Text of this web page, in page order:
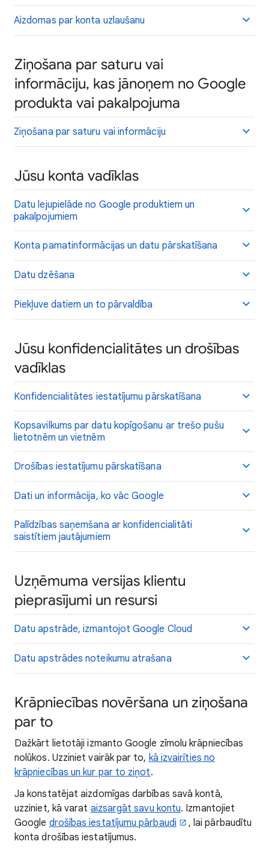
Aizdomas par konta uzlaušanu
Ziņošana par saturu vai
informāciju, kas jānoņem no Google
produkta vai pakalpojuma
Ziņošana par saturu vai informāciju
Jūsu konta vadīklas
Datu lejupielāde no Google produktiem un
pakalpojumiem
Konta pamatinformācijas un datu pārskatīšana
Datu dzēšana
Piekļuve datiem un to pārvaldība
Jūsu konfidencialitātes un drošības
vadīklas
Konfidencialitātes iestatījumu pārskatīšana
Kopsavilkums par datu kopīgošanu ar trešo pušu
lietotnēm un vietnēm
Drošības iestatījumu pārskatīšana
Dati un informācija, ko vāc Google
Palīdzības saņemšana ar konfidencialitāti
saistītiem jautājumiem
Uzņēmuma versijas klientu
pieprasījumi un resursi
Datu apstrāde, izmantojot Google Cloud
Datu apstrādes noteikumu atrašana
Krāpniecības novēršana un ziņošana
par to
Dažkārt lietotāji izmanto Google zīmolu krāpniecības
nolūkos. Uzziniet vairāk par to, kā izvairīties no
krāpniecības un kur par to ziņot.
Ja konstatējat aizdomīgas darbības savā kontā,
uzziniet, kā varat aizsargāt savu kontu. Izmantojiet
Google drošības iestatījumu pārbaudi
, lai pārbaudītu
konta drošības iestatījumus.